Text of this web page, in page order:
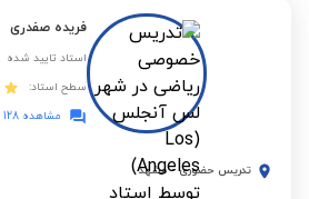
فریده صفدری
استاد تایید شده
سطح استاد:
مشاهده 128 دیدگاه
تدریس حضوری - مشهد